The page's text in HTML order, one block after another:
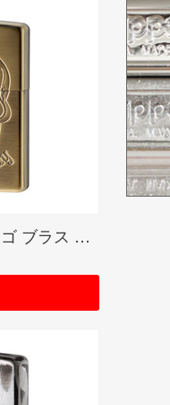
The Birthday スカルロゴ ブラス シリアルナンバー入り(期間限定生産品)